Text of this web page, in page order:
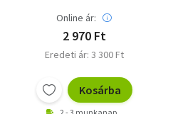
Online ár:
2 970 Ft
Eredeti ár: 3 300 Ft
Kosárba